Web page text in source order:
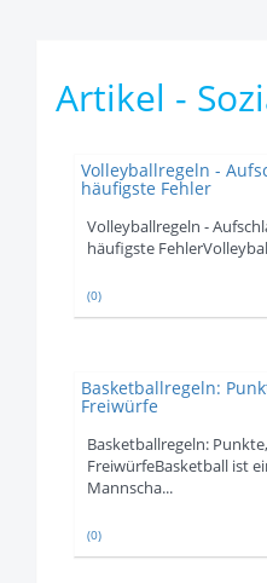
Artikel -
Volleyballregeln -
häufigste Fehler
Volleyballregeln -
häufigste
(0)
Basketballregeln:
Freiwürfe
Basketballregeln:
FreiwürfeBasketball ist
Mannscha...
(0)